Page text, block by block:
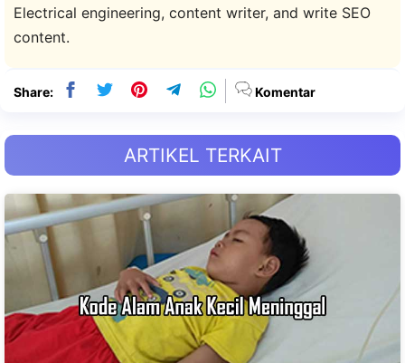
Electrical engineering, content writer, and write SEO
content.
Share: Komentar
ARTIKEL TERKAIT